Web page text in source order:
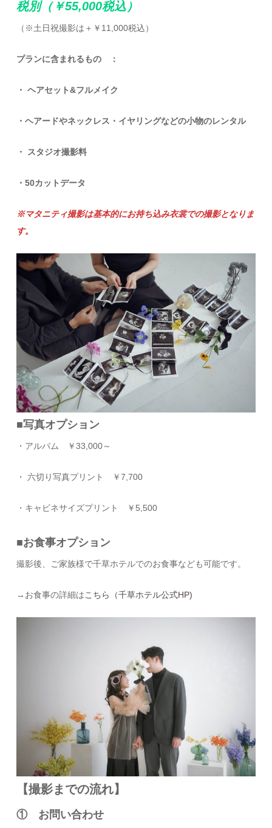
税別（￥55,000税込）
（※土日祝撮影は＋￥11,000税込）
プランに含まれるもの ：
・ ヘアセット&フルメイク
・ヘアードやネックレス・イヤリングなどの小物のレンタル
・ スタジオ撮影料
・50カットデータ
※マタニティ撮影は基本的にお持ち込み衣裳での撮影となりま
す。
■写真オプション
・アルバム ￥33,000～
・ 六切り写真プリント ￥7,700
・キャビネサイズプリント ￥5,500
■お食事オプション
撮影後、ご家族様で千草ホテルでのお食事なども可能です。
→お食事の詳細はこちら（千草ホテル公式HP)
【撮影までの流れ】
① お問い合わせ